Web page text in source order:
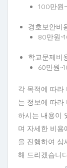
100만원
경호보안비
80만원
학교문제비
60만원
각 목적에 따라
는 정보에 따라
하시는 내용이
며 자세한 비용
을 진행하여 상
해 드리겠습니